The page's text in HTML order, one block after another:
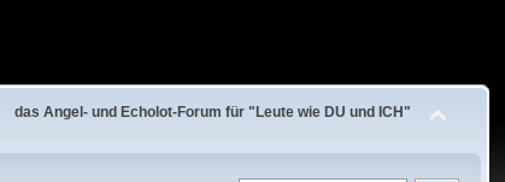
das Angel- und Echolot-Forum für "Leute wie DU und ICH"